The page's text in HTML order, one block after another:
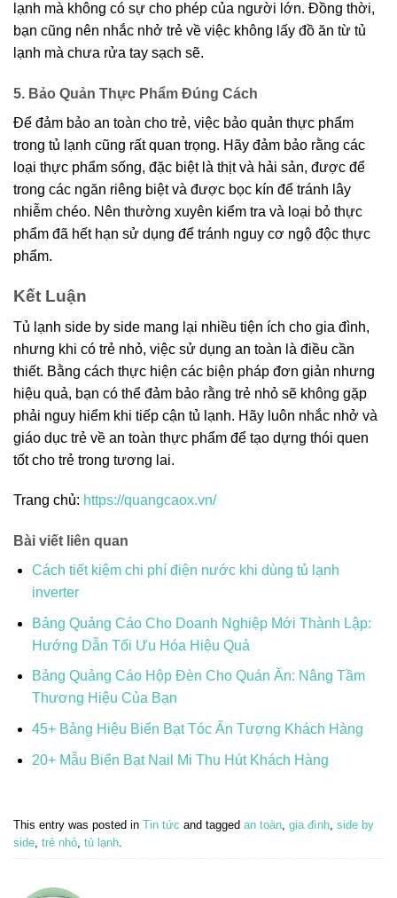
lạnh mà không có sự cho phép của người lớn. Đồng thời,
bạn cũng nên nhắc nhở trẻ về việc không lấy đồ ăn từ tủ
lạnh mà chưa rửa tay sạch sẽ.
5. Bảo Quản Thực Phẩm Đúng Cách
Để đảm bảo an toàn cho trẻ, việc bảo quản thực phẩm
trong tủ lạnh cũng rất quan trọng. Hãy đảm bảo rằng các
loại thực phẩm sống, đặc biệt là thịt và hải sản, được để
trong các ngăn riêng biệt và được bọc kín để tránh lây
nhiễm chéo. Nên thường xuyên kiểm tra và loại bỏ thực
phẩm đã hết hạn sử dụng để tránh nguy cơ ngộ độc thực
phẩm.
Kết Luận
Tủ lạnh side by side mang lại nhiều tiện ích cho gia đình,
nhưng khi có trẻ nhỏ, việc sử dụng an toàn là điều cần
thiết. Bằng cách thực hiện các biện pháp đơn giản nhưng
hiệu quả, bạn có thể đảm bảo rằng trẻ nhỏ sẽ không gặp
phải nguy hiểm khi tiếp cận tủ lạnh. Hãy luôn nhắc nhở và
giáo dục trẻ về an toàn thực phẩm để tạo dựng thói quen
tốt cho trẻ trong tương lai.
Trang chủ: https://quangcaox.vn/
Bài viết liên quan
Cách tiết kiệm chi phí điện nước khi dùng tủ lạnh
inverter
Bảng Quảng Cáo Cho Doanh Nghiệp Mới Thành Lập:
Hướng Dẫn Tối Ưu Hóa Hiệu Quả
Bảng Quảng Cáo Hộp Đèn Cho Quán Ăn: Nâng Tầm
Thương Hiệu Của Bạn
45+ Bảng Hiệu Biển Bạt Tóc Ấn Tượng Khách Hàng
20+ Mẫu Biển Bạt Nail Mi Thu Hút Khách Hàng
This entry was posted in Tin tức and tagged an toàn gia đình side by
side trẻ nhỏ tủ lạnh